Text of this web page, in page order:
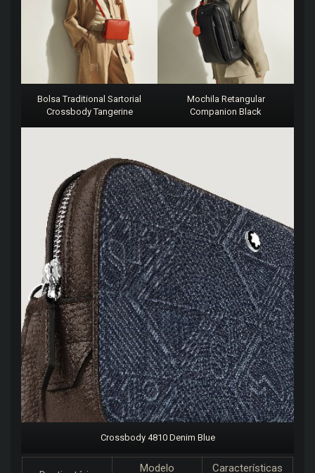
Bolsa Traditional Sartorial
Crossbody Tangerine
Mochila Retangular
Companion Black
Crossbody 4810 Denim Blue
Modelo Características